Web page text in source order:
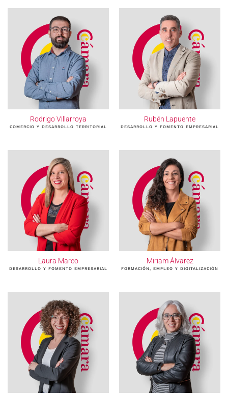
Rodrigo Villarroya
COMERCIO Y DESARROLLO TERRITORIAL
Rubén Lapuente
DESARROLLO Y FOMENTO EMPRESARIAL
Laura Marco
DESARROLLO Y FOMENTO EMPRESARIAL
Miriam Álvarez
FORMACIÓN, EMPLEO Y DIGITALIZACIÓN